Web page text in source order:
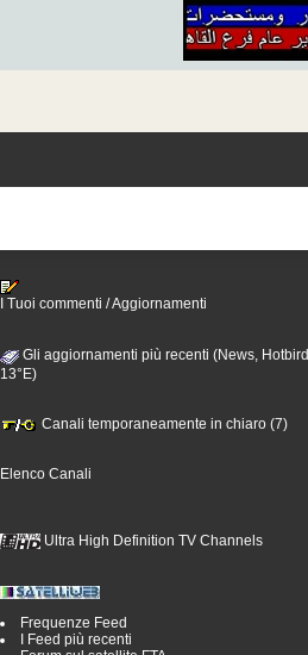
I Tuoi commenti / Aggiornamenti
Gli aggiornamenti più recenti (News, Hotbird
13°E)
Canali temporaneamente in chiaro (7)
Elenco Canali
Ultra High Definition TV Channels
Frequenze Feed
I Feed più recenti